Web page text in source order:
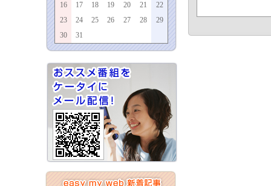
16
17 18 19 20 21
22
23
24 25 26 27 28
29
30
31